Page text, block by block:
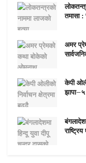
तमासा
अमर
केपी
झापा–५